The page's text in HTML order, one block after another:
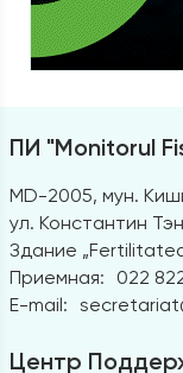
ПИ "Monitorul
MD-2005, мун.
ул. Константин
Здание
Приемная:
022
E-mail:
Центр